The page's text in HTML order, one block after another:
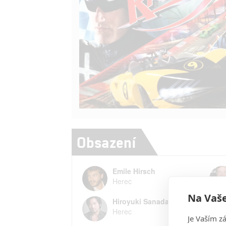
Obsazení
Emile Hirsch
Herec
Hiroyuki Sanada
Herec
Na
Je Vaším